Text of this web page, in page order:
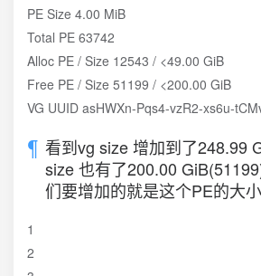
PE Size 4.00 MiB
Total PE 63742
Alloc PE / Size 12543 / <49.00 GiB
Free PE / Size 51199 / <200.00 GiB
VG UUID asHWXn-Pqs4-vzR2-xs6u-
看到vg size 增加到了248.99
size 也有了200.00
们要增加的就是这个PE的大小
1
2